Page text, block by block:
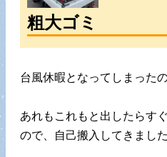
粗大ゴミ
台風休暇となってしまった
あれもこれもと出したらす
ので、自己搬入してきました